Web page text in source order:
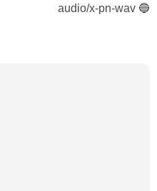
🔵 audio/x-pn-wav